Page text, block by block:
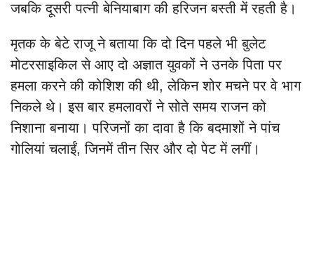
जबकि दूसरी पत्नी बेनियाबाग की हरिजन बस्ती में रहती है।
मृतक के बेटे राजू ने बताया कि दो दिन पहले भी बुलेट
मोटरसाइकिल से आए दो अज्ञात युवकों ने उनके पिता पर
हमला करने की कोशिश की थी, लेकिन शोर मचने पर वे भाग
निकले थे। इस बार हमलावरों ने सोते समय राजन को
निशाना बनाया। परिजनों का दावा है कि बदमाशों ने पांच
गोलियां चलाईं, जिनमें तीन सिर और दो पेट में लगीं।